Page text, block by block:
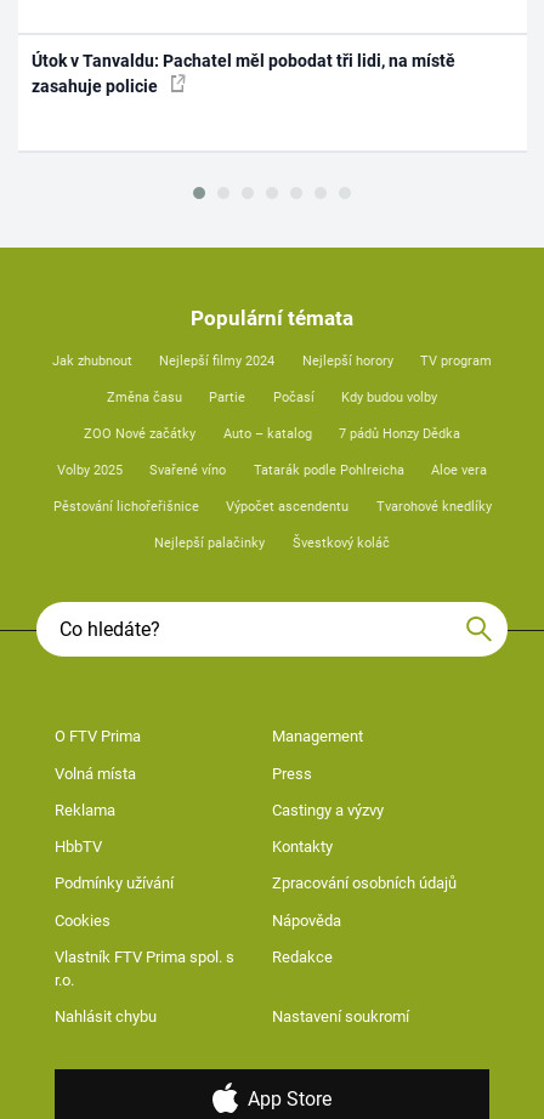
Útok v Tanvaldu: Pachatel měl pobodat tři lidi, na místě
zasahuje policie
Populární témata
Jak zhubnout Nejlepší filmy 2024 Nejlepší horory TV program
Změna času Partie Počasí Kdy budou volby
ZOO Nové začátky Auto – katalog 7 pádů Honzy Dědka
Volby 2025 Svařené víno Tatarák podle Pohlreicha Aloe vera
Pěstování lichořeřišnice Výpočet ascendentu Tvarohové knedlíky
Nejlepší palačinky Švestkový koláč
O FTV Prima Management
Volná místa Press
Reklama Castingy a výzvy
HbbTV Kontakty
Podmínky užívání Zpracování osobních údajů
Cookies Nápověda
Vlastník FTV Prima spol. s
r.o.
Redakce
Nahlásit chybu Nastavení soukromí
App Store